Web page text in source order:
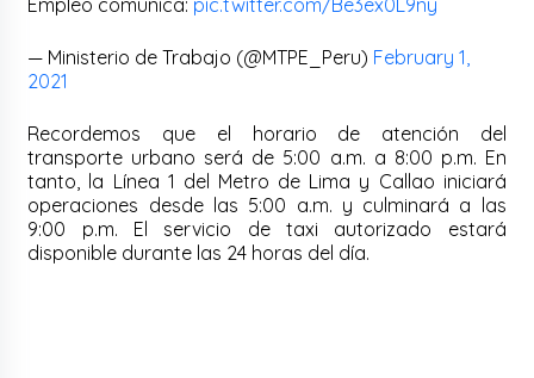
— Ministerio de Trabajo (@MTPE_Peru) February 1,
2021
Recordemos que el horario de atención del
transporte urbano será de 5:00 a.m. a 8:00 p.m. En
tanto, la Línea 1 del Metro de Lima y Callao iniciará
operaciones desde las 5:00 a.m. y culminará a las
9:00 p.m. El servicio de taxi autorizado estará
disponible durante las 24 horas del día.